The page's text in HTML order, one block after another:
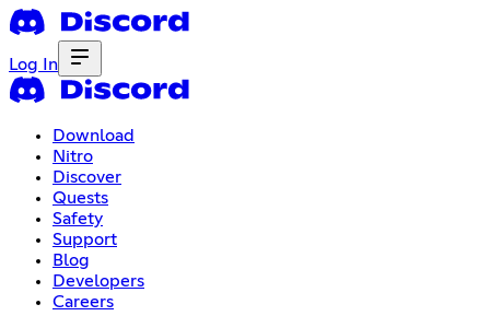
Log In
Download
Nitro
Discover
Quests
Safety
Support
Blog
Developers
Careers